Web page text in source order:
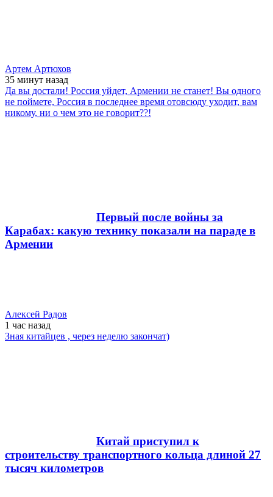
Артем Артюхов
35 минут назад
Да вы достали! Россия уйдет, Армении не станет! Вы одного
не поймете, Россия в последнее время отовсюду уходит, вам
никому, ни о чем это не говорит??!
Первый после войны за
Карабах: какую технику показали на параде в
Армении
Алексей Радов
1 час назад
Зная китайцев , через неделю закончат)
Китай приступил к
строительству транспортного кольца длиной 27
тысяч километров